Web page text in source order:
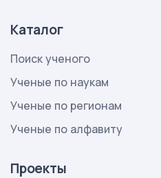
Каталог
Поиск ученого
Ученые по наукам
Ученые по регионам
Ученые по алфавиту
Проекты